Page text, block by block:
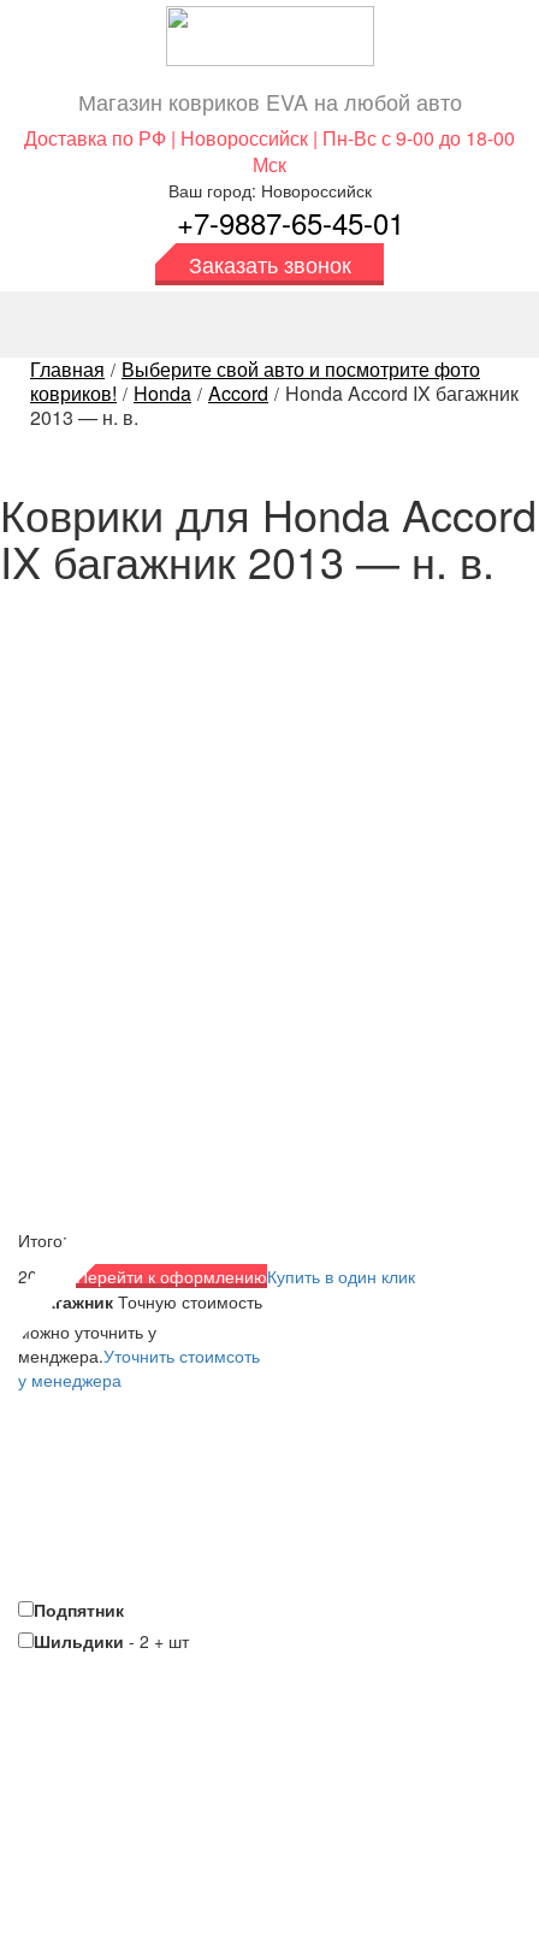
Магазин ковриков EVA ​на любой авто
Доставка по РФ | Новороссийск | Пн-Вс с 9-00 до 18-00
Мск
Ваш город: Новороссийск
+7-9887-65-45-01
Заказать звонок
Главная / Выберите свой авто и посмотрите фото
ковриков! / Honda / Accord / Honda Accord IX багажник
2013 — н. в.
Коврики для Honda Accord
IX багажник 2013 — н. в.
Итого:
2090 р. Перейти к оформлениюКупить в один клик
Багажник Точную стоимость
можно уточнить у
менджера.Уточнить стоимсоть
у менеджера
Подпятник
Шильдики - 2 + шт